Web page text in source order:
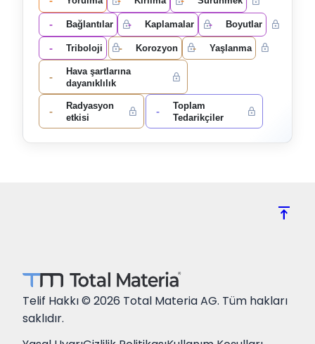
- Bağlantılar - Kaplamalar - Boyutlar
- Triboloji - Korozyon - Yaşlanma
-
Hava şartlarına
dayanıklılık
-
Radyasyon
etkisi
-
Toplam
Tedarikçiler
vertical_align_top
Telif Hakkı © 2026 Total Materia AG. Tüm hakları
saklıdır.